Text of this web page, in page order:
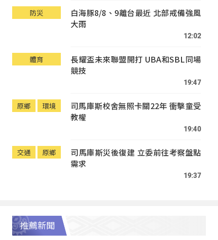
防災
白海豚8/8、9離台最近 北部戒備強風
大雨
12:02
體育
長耀盃未來聯盟開打 UBA和SBL同場
競技
19:47
原鄉 環境
司馬庫斯校舍無照卡關22年 衝擊童受
教權
19:40
交通 原鄉
司馬庫斯災後復建 立委前往考察盤點
需求
19:37
推薦新聞